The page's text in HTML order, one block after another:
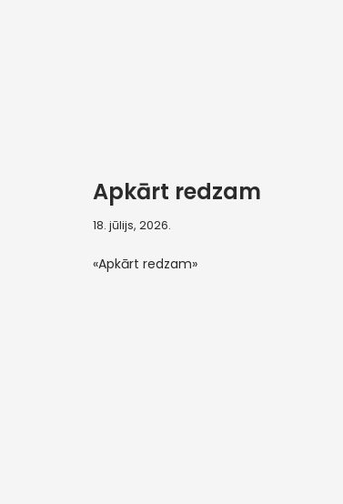
Apkārt redzam
18. jūlijs, 2026.
«Apkārt redzam»